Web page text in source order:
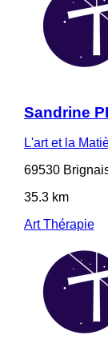
Sandrine
L'art et la
69530
35.3 km
Art Thérapie